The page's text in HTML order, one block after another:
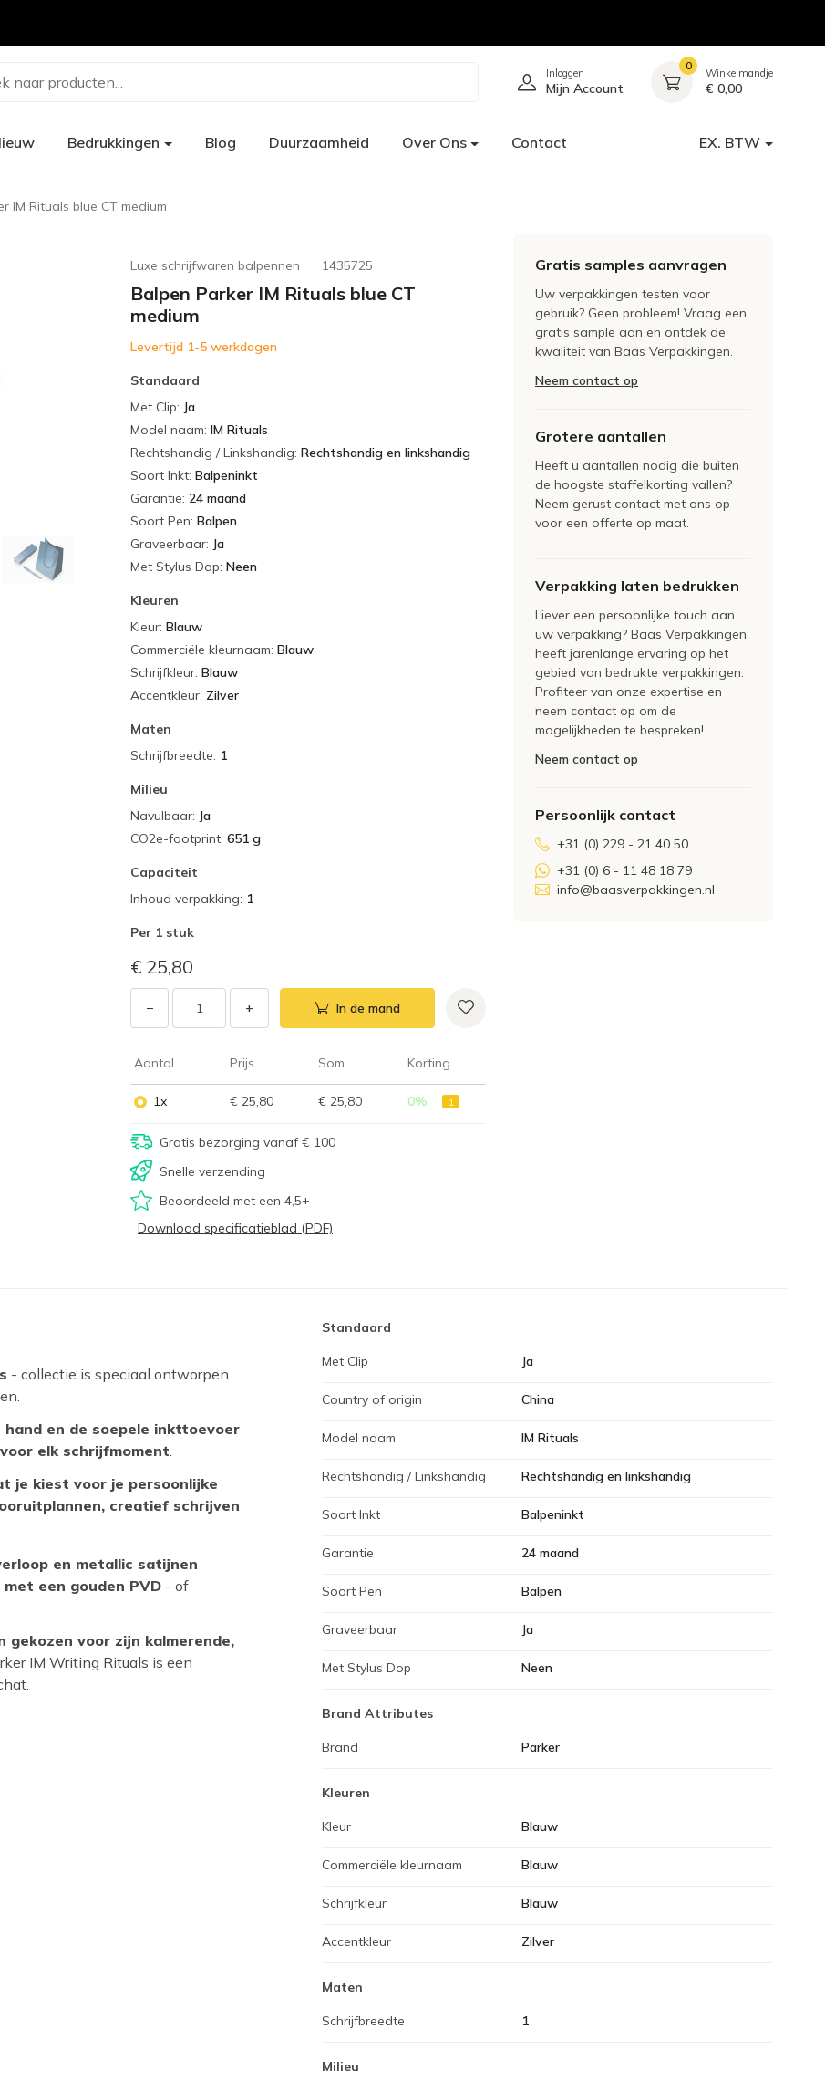
naar producten... Inloggen
Mijn Account
0
Winkelmandje
€ 0,00
Bedrukkingen Blog Duurzaamheid Over Ons Contact EX. BTW
IM Rituals blue CT medium
Luxe schrijfwaren balpennen 1435725
Balpen Parker IM Rituals blue CT
medium
Levertijd 1-5 werkdagen
Standaard
Met Clip: Ja
Model naam: IM Rituals
Rechtshandig / Linkshandig: Rechtshandig en linkshandig
Soort Inkt: Balpeninkt
Garantie: 24 maand
Soort Pen: Balpen
Graveerbaar: Ja
Met Stylus Dop: Neen
Kleuren
Kleur: Blauw
Commerciële kleurnaam: Blauw
Schrijfkleur: Blauw
Accentkleur: Zilver
Maten
Schrijfbreedte: 1
Milieu
Navulbaar: Ja
CO2e-footprint: 651 g
Capaciteit
Inhoud verpakking: 1
Per 1 stuk
€ 25,80
− + In de mand
Aantal Prijs Som Korting
1x € 25,80 € 25,80 0% 1
Gratis bezorging vanaf € 100
Snelle verzending
Beoordeeld met een 4,5+
Download specificatieblad (PDF)
Gratis samples aanvragen
Uw verpakkingen testen voor
gebruik? Geen probleem! Vraag een
gratis sample aan en ontdek de
kwaliteit van Baas Verpakkingen.
Neem contact op
Grotere aantallen
Heeft u aantallen nodig die buiten
de hoogste staffelkorting vallen?
Neem gerust contact met ons op
voor een offerte op maat.
Verpakking laten bedrukken
Liever een persoonlijke touch aan
uw verpakking? Baas Verpakkingen
heeft jarenlange ervaring op het
gebied van bedrukte verpakkingen.
Profiteer van onze expertise en
neem contact op om de
mogelijkheden te bespreken!
Neem contact op
Persoonlijk contact
+31 (0) 229 - 21 40 50
+31 (0) 6 - 11 48 18 79
info@baasverpakkingen.nl
- collectie is speciaal ontworpen
en de soepele inkttoevoer
elk schrijfmoment.
je kiest voor je persoonlijke
creatief schrijven
en metallic satijnen
een gouden PVD - of
gekozen voor zijn kalmerende,
IM Writing Rituals is een
Standaard
Met Clip Ja
Country of origin China
Model naam IM Rituals
Rechtshandig / Linkshandig Rechtshandig en linkshandig
Soort Inkt Balpeninkt
Garantie 24 maand
Soort Pen Balpen
Graveerbaar Ja
Met Stylus Dop Neen
Brand Attributes
Brand Parker
Kleuren
Kleur Blauw
Commerciële kleurnaam Blauw
Schrijfkleur Blauw
Accentkleur Zilver
Maten
Schrijfbreedte 1
Milieu